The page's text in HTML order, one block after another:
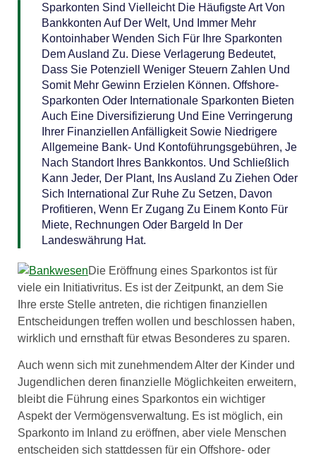
Sparkonten Sind Vielleicht Die Häufigste Art Von
Bankkonten Auf Der Welt, Und Immer Mehr
Kontoinhaber Wenden Sich Für Ihre Sparkonten
Dem Ausland Zu. Diese Verlagerung Bedeutet,
Dass Sie Potenziell Weniger Steuern Zahlen Und
Somit Mehr Gewinn Erzielen Können. Offshore-
Sparkonten Oder Internationale Sparkonten Bieten
Auch Eine Diversifizierung Und Eine Verringerung
Ihrer Finanziellen Anfälligkeit Sowie Niedrigere
Allgemeine Bank- Und Kontoführungsgebühren, Je
Nach Standort Ihres Bankkontos. Und Schließlich
Kann Jeder, Der Plant, Ins Ausland Zu Ziehen Oder
Sich International Zur Ruhe Zu Setzen, Davon
Profitieren, Wenn Er Zugang Zu Einem Konto Für
Miete, Rechnungen Oder Bargeld In Der
Landeswährung Hat.
Die Eröffnung eines Sparkontos ist für
viele ein Initiativritus. Es ist der Zeitpunkt, an dem Sie
Ihre erste Stelle antreten, die richtigen finanziellen
Entscheidungen treffen wollen und beschlossen haben,
wirklich und ernsthaft für etwas Besonderes zu sparen.
Auch wenn sich mit zunehmendem Alter der Kinder und
Jugendlichen deren finanzielle Möglichkeiten erweitern,
bleibt die Führung eines Sparkontos ein wichtiger
Aspekt der Vermögensverwaltung. Es ist möglich, ein
Sparkonto im Inland zu eröffnen, aber viele Menschen
entscheiden sich stattdessen für ein Offshore- oder